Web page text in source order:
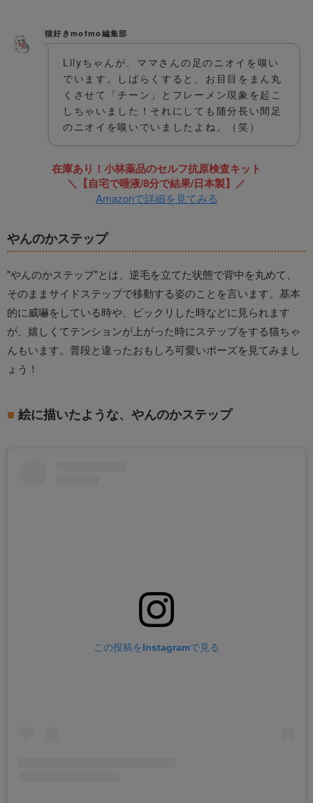
猫好きmofmo編集部
Lilyちゃんが、ママさんの足のニオイを嗅い
でいます。しばらくすると、お目目をまん丸
くさせて「チーン」とフレーメン現象を起こ
しちゃいました！それにしても随分長い間足
のニオイを嗅いでいましたよね。（笑）
在庫あり！小林薬品のセルフ抗原検査キット
＼【自宅で唾液/8分で結果/日本製】／
Amazonで詳細を見てみる
やんのかステップ
"やんのかステップ"とは、逆毛を立てた状態で背中を丸めて、
そのままサイドステップで移動する姿のことを言います。基本
的に威嚇をしている時や、ビックリした時などに見られます
が、嬉しくてテンションが上がった時にステップをする猫ちゃ
んもいます。普段と違ったおもしろ可愛いポーズを見てみまし
ょう！
絵に描いたような、やんのかステップ
この投稿をInstagramで見る